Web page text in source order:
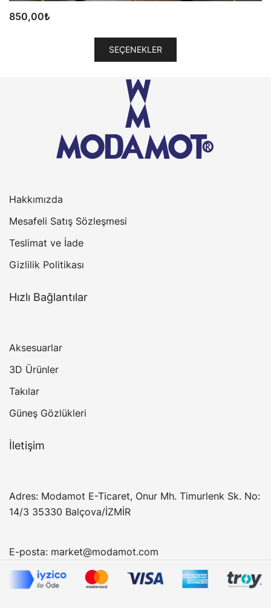
850,00₺
SEÇENEKLER
Bu
Seçenekler
ürün
Hakkımızda
Mesafeli Satış Sözleşmesi
Teslimat ve İade
Gizlilik Politikası
Hızlı Bağlantılar
Aksesuarlar
3D Ürünler
Takılar
Güneş Gözlükleri
İletişim
Adres: Modamot E-Ticaret, Onur Mh. Timurlenk Sk. No:
14/3 35330 Balçova/İZMİR
E-posta: market@modamot.com